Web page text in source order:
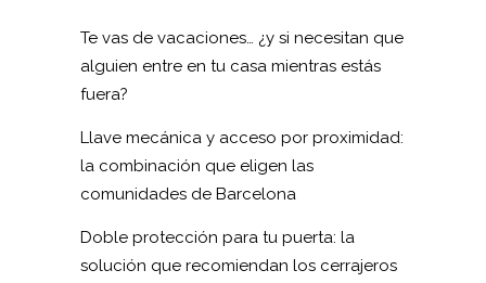
Te vas de vacaciones… ¿y si necesitan que
alguien entre en tu casa mientras estás
fuera?
Llave mecánica y acceso por proximidad:
la combinación que eligen las
comunidades de Barcelona
Doble protección para tu puerta: la
solución que recomiendan los cerrajeros